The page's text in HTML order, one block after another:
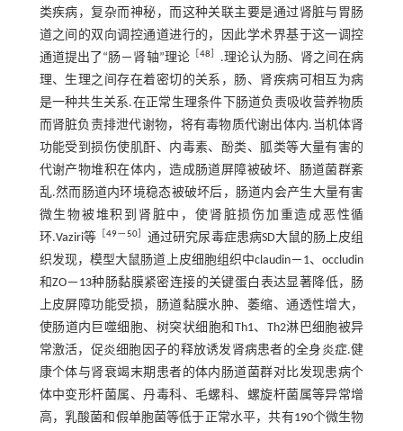
类疾病，复杂而神秘，而这种关联主要是通过肾脏与胃肠
道之间的双向调控通道进行的，因此学术界基于这一调控
通道提出了“肠－肾轴”理论［48
.理论认为肠、肾之间在病
理、生理之间存在着密切的关系，肠、肾疾病可相互为病
是一种共生关系.在正常生理条件下肠道负责吸收营养物质
而肾脏负责排泄代谢物，将有毒物质代谢出体内.当机体肾
功能受到损伤使肌酐、内毒素、酚类、胍类等大量有害的
代谢产物堆积在体内，造成肠道屏障被破坏、肠道菌群紊
乱.然而肠道内环境稳态被破坏后，肠道内会产生大量有害
微生物被堆积到肾脏中，使肾脏损伤加重造成恶性循
环.Vaziri等［ 49－50］通过研究尿毒症患病SD大鼠的肠上皮组
织发现，模型大鼠肠道上皮细胞组织中claudin－1、occludin
和ZO－13种肠黏膜紧密连接的关键蛋白表达显著降低，肠
上皮屏障功能受损，肠道黏膜水肿、萎缩、通透性增大，
使肠道内巨噬细胞、树突状细胞和Th1、Th2淋巴细胞被异
常激活，促炎细胞因子的释放诱发肾病患者的全身炎症.健
康个体与肾衰竭末期患者的体内肠道菌群对比发现患病个
体中变形杆菌属、丹毒科、毛螺科、螺旋杆菌属等异常增
高，乳酸菌和假单胞菌等低于正常水平，共有190个微生物